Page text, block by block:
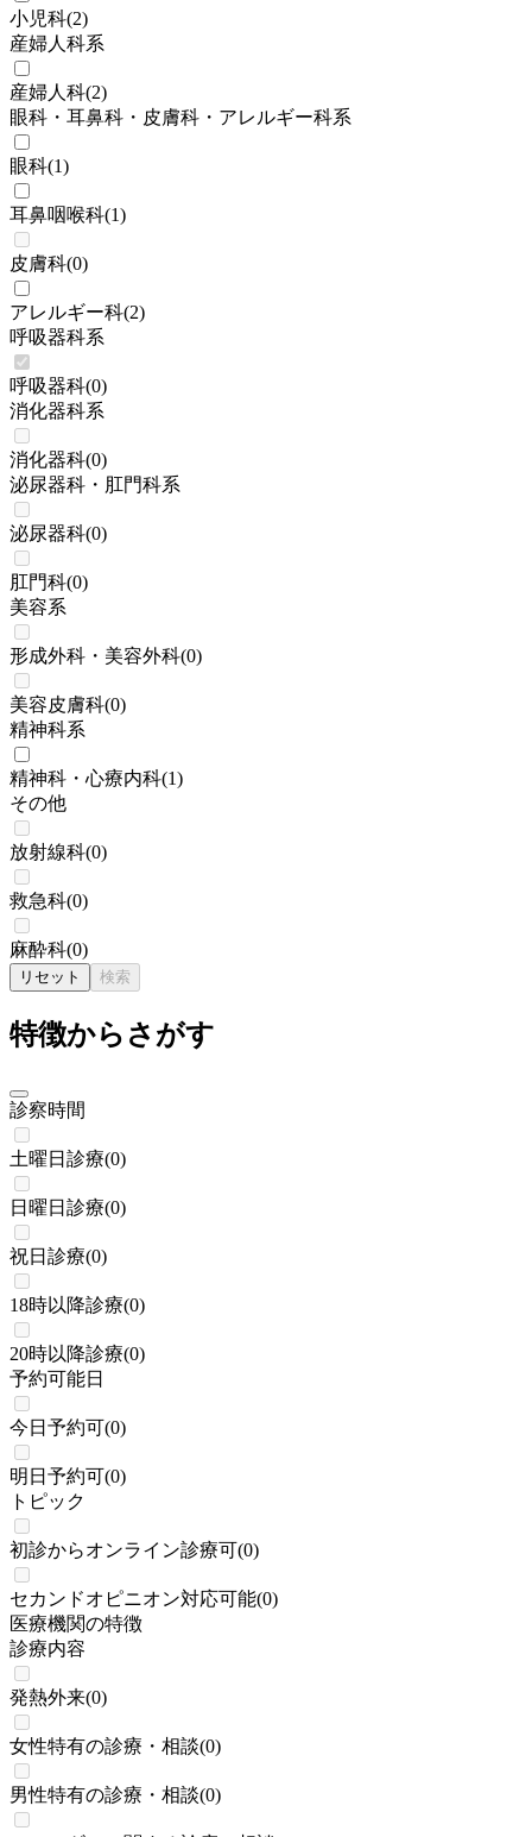
小児科(2)
産婦人科系
産婦人科(2)
眼科・耳鼻科・皮膚科・アレルギー科系
眼科(1)
耳鼻咽喉科(1)
皮膚科(0)
アレルギー科(2)
呼吸器科系
呼吸器科(0)
消化器科系
消化器科(0)
泌尿器科・肛門科系
泌尿器科(0)
肛門科(0)
美容系
形成外科・美容外科(0)
美容皮膚科(0)
精神科系
精神科・心療内科(1)
その他
放射線科(0)
救急科(0)
麻酔科(0)
リセット 検索
特徴からさがす
診察時間
土曜日診療(0)
日曜日診療(0)
祝日診療(0)
18時以降診療(0)
20時以降診療(0)
予約可能日
今日予約可(0)
明日予約可(0)
トピック
初診からオンライン診療可(0)
セカンドオピニオン対応可能(0)
医療機関の特徴
診療内容
発熱外来(0)
女性特有の診療・相談(0)
男性特有の診療・相談(0)